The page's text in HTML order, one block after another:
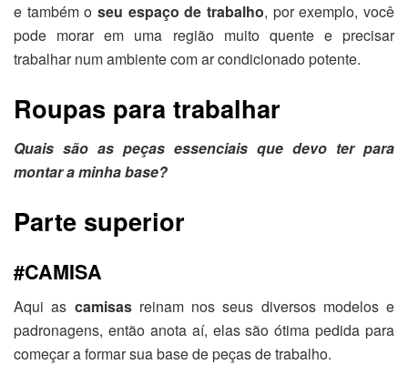
e também o seu espaço de trabalho, por exemplo, você
pode morar em uma região muito quente e precisar
trabalhar num ambiente com ar condicionado potente.
Roupas para trabalhar
Quais são as peças essenciais que devo ter para
montar a minha base?
Parte superior
#CAMISA
Aqui as camisasreinam nos seus diversos modelos e
padronagens, então anota aí, elas são ótima pedida para
começar a formar sua base de peças de trabalho.